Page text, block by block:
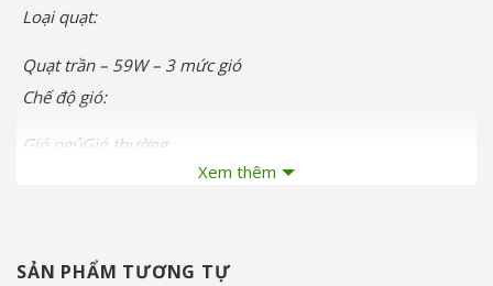
Loại quạt:
Quạt trần – 59W – 3 mức gió
Chế độ gió:
Gió ngủGió thường
Loại motor:
Xem thêm
SẢN PHẨM TƯƠNG TỰ